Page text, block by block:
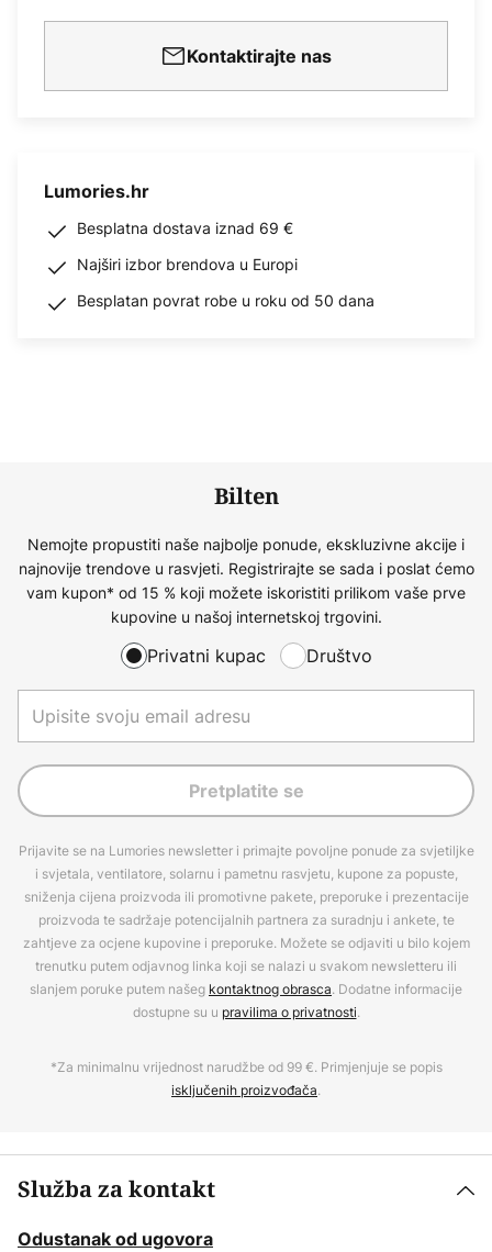
Kontaktirajte nas
Lumories.hr
Besplatna dostava iznad 69 €
Najširi izbor brendova u Europi
Besplatan povrat robe u roku od 50 dana
Bilten
Nemojte propustiti naše najbolje ponude, ekskluzivne akcije i
najnovije trendove u rasvjeti. Registrirajte se sada i poslat ćemo
vam kupon* od 15 % koji možete iskoristiti prilikom vaše prve
kupovine u našoj internetskoj trgovini.
Privatni kupac Društvo
Pretplatite se
Prijavite se na Lumories newsletter i primajte povoljne ponude za svjetiljke
i svjetala, ventilatore, solarnu i pametnu rasvjetu, kupone za popuste,
sniženja cijena proizvoda ili promotivne pakete, preporuke i prezentacije
proizvoda te sadržaje potencijalnih partnera za suradnju i ankete, te
zahtjeve za ocjene kupovine i preporuke. Možete se odjaviti u bilo kojem
trenutku putem odjavnog linka koji se nalazi u svakom newsletteru ili
slanjem poruke putem našeg kontaktnog obrasca. Dodatne informacije
dostupne su u pravilima o privatnosti.
*Za minimalnu vrijednost narudžbe od 99 €. Primjenjuje se popis
isključenih proizvođača.
Služba za kontakt
Odustanak od ugovora